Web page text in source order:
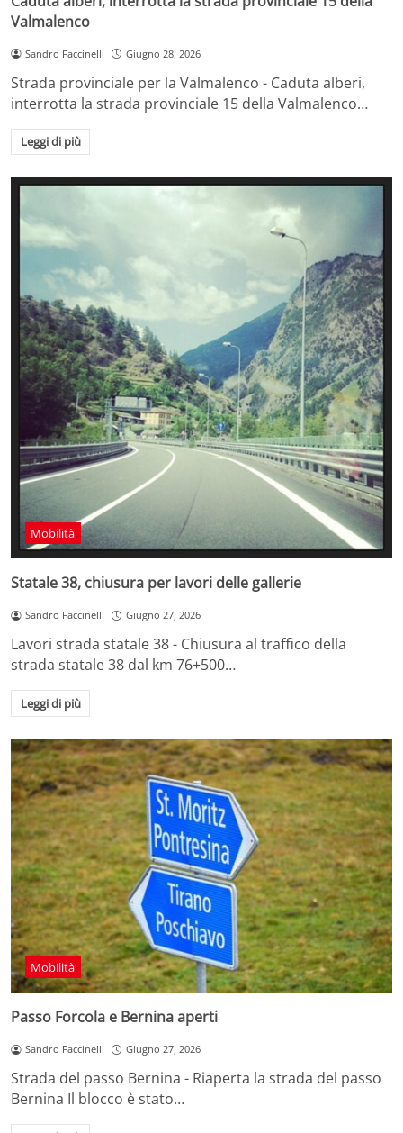
Valmalenco
Sandro Faccinelli Giugno 28, 2026
Strada provinciale per la Valmalenco - Caduta alberi,
interrotta la strada provinciale 15 della Valmalenco…
Leggi di più
Mobilità
Statale 38, chiusura per lavori delle gallerie
Sandro Faccinelli Giugno 27, 2026
Lavori strada statale 38 - Chiusura al traffico della
strada statale 38 dal km 76+500…
Leggi di più
Mobilità
Passo Forcola e Bernina aperti
Sandro Faccinelli Giugno 27, 2026
Strada del passo Bernina - Riaperta la strada del passo
Bernina Il blocco è stato…